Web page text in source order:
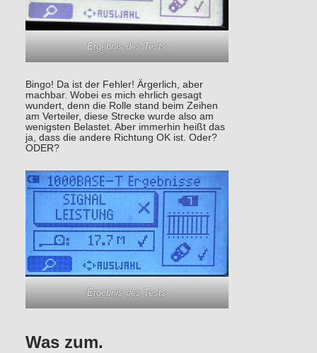
Ergebnis des Tests
Bingo! Da ist der Fehler! Ärgerlich, aber
machbar. Wobei es mich ehrlich gesagt
wundert, denn die Rolle stand beim Zeihen
am Verteiler, diese Strecke wurde also am
wenigsten Belastet. Aber immerhin heißt das
ja, dass die andere Richtung OK ist. Oder?
ODER?
Ergebnis des Tests
Was zum.